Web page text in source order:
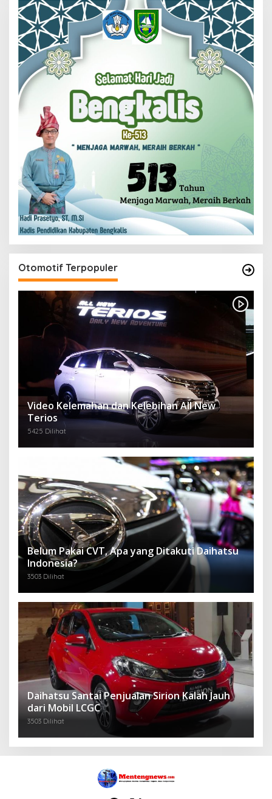
Otomotif Terpopuler
Video Kelemahan dan Kelebihan All New
Terios
5425 Dilihat
Belum Pakai CVT, Apa yang Ditakuti Daihatsu
Indonesia?
3503 Dilihat
Daihatsu Santai Penjualan Sirion Kalah Jauh
dari Mobil LCGC
3503 Dilihat